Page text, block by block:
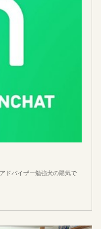
ドバイザー勉強犬の陽気で